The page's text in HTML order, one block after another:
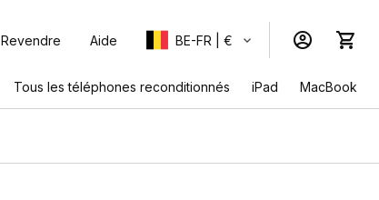
Revendre Aide BE-FR | €
Tous les téléphones reconditionnés iPad MacBook